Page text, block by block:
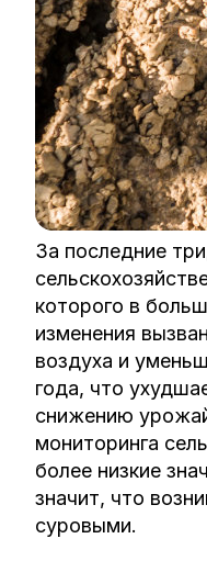
За последние
которого в
изменения
воздуха и
года, что
снижению
мониторинга
более низкие
значит, что
суровыми.